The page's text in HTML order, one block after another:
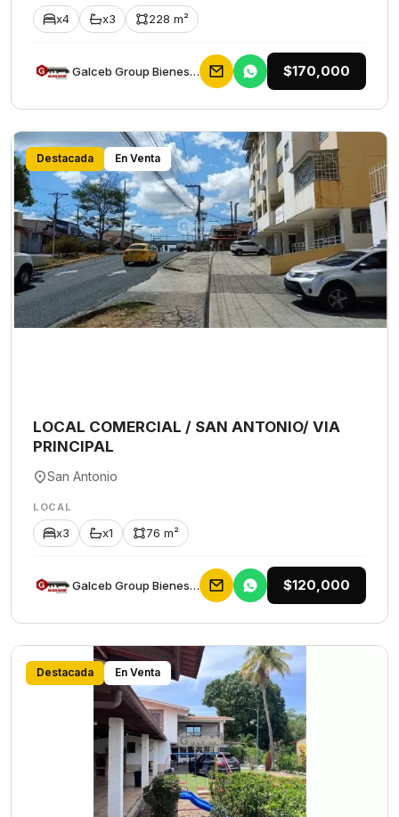
x4 x3 228 m²
Galceb Group Bienes Raices $170,000
Destacada En Venta
LOCAL COMERCIAL / SAN ANTONIO/ VIA
PRINCIPAL
San Antonio
LOCAL
x3 x1 76 m²
Galceb Group Bienes Raices $120,000
Destacada En Venta